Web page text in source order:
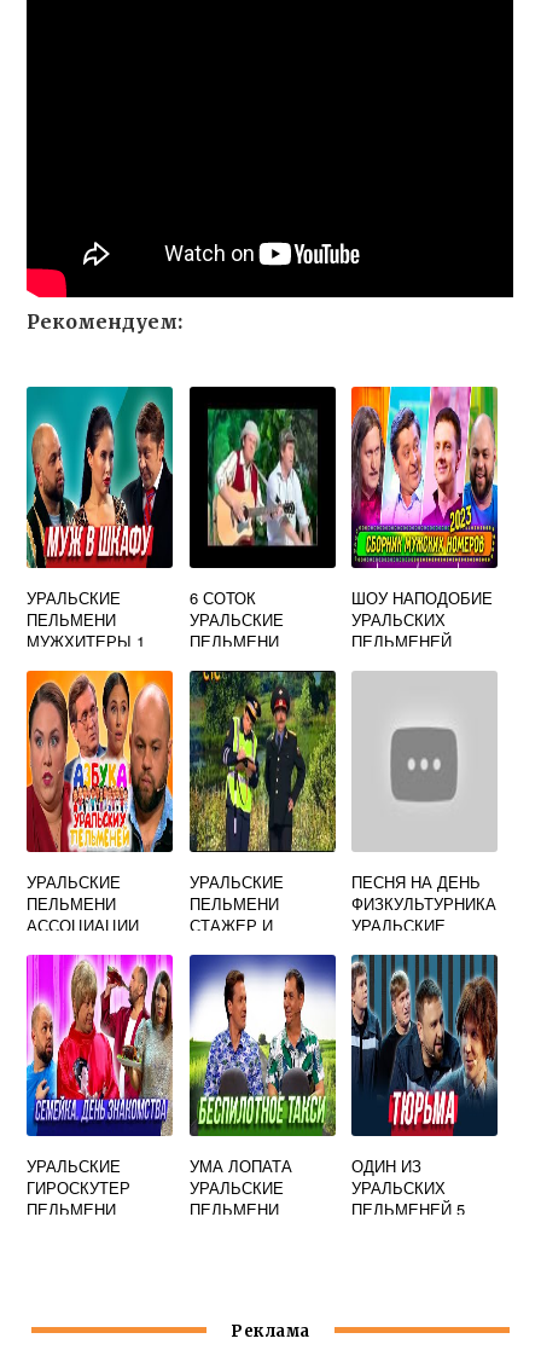
Рекомендуем:
УРАЛЬСКИЕ
ПЕЛЬМЕНИ
МУЖХИТЕРЫ 1
6 СОТОК
УРАЛЬСКИЕ
ПЕЛЬМЕНИ
ШОУ НАПОДОБИЕ
УРАЛЬСКИХ
ПЕЛЬМЕНЕЙ
УРАЛЬСКИЕ
ПЕЛЬМЕНИ
АССОЦИАЦИИ
УРАЛЬСКИЕ
ПЕЛЬМЕНИ
СТАЖЕР И
СМОТРЕТЬ
ПЕСНЯ НА ДЕНЬ
ФИЗКУЛЬТУРНИКА
УРАЛЬСКИЕ
УРАЛЬСКИЕ
ГИРОСКУТЕР
ПЕЛЬМЕНИ
УМА ЛОПАТА
УРАЛЬСКИЕ
ПЕЛЬМЕНИ
ОДИН ИЗ
УРАЛЬСКИХ
ПЕЛЬМЕНЕЙ 5
Реклама